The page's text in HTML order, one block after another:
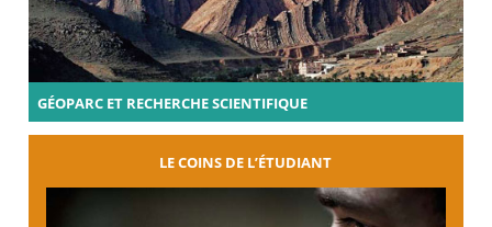
GÉOPARC ET RECHERCHE SCIENTIFIQUE
LE COINS DE L’ÉTUDIANT